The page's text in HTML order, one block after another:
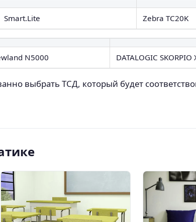
Smart.Lite Zebra TC20K
N5000 DATALOGIC SKORPIO
выбрать ТСД, который будет